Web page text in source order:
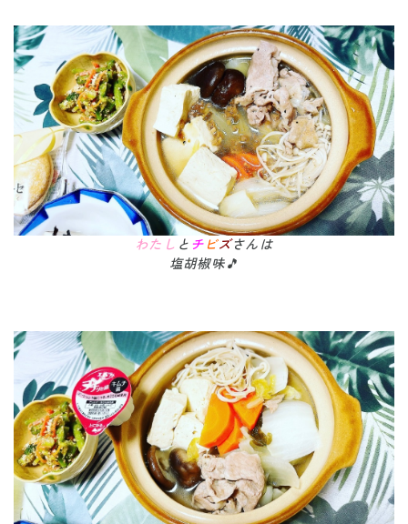
わたし と チビズさんは
塩胡椒味🎵